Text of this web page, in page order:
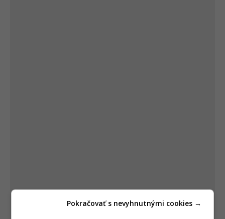
Pokračovať s nevyhnutnými cookies →